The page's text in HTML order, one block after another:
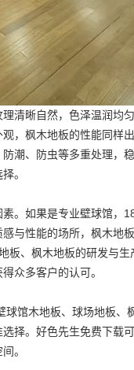
清晰自然，色泽温润均
，枫木地板的性能同样
防潮、防虫等多重处理，
。
。如果是专业壁球馆，
与性能的场所， 枫木地板
板、 枫木地板的研发与生
众多客户的认可。
球馆木地板、 球场地板、
择。好色先生免费下载
。